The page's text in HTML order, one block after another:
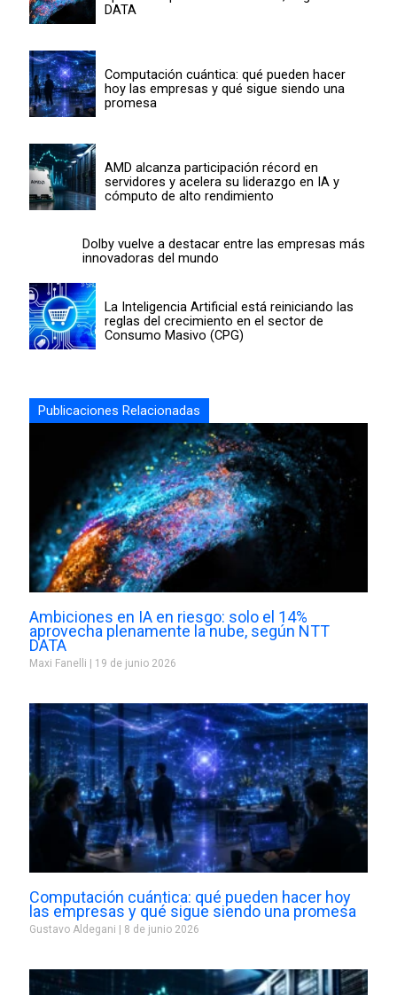
DATA
Computación cuántica: qué pueden hacer
hoy las empresas y qué sigue siendo una
promesa
AMD alcanza participación récord en
servidores y acelera su liderazgo en IA y
cómputo de alto rendimiento
Dolby vuelve a destacar entre las empresas más
innovadoras del mundo
La Inteligencia Artificial está reiniciando las
reglas del crecimiento en el sector de
Consumo Masivo (CPG)
Publicaciones Relacionadas
Ambiciones en IA en riesgo: solo el 14%
aprovecha plenamente la nube, según NTT
DATA
Maxi Fanelli 19 de junio 2026
Computación cuántica: qué pueden hacer hoy
las empresas y qué sigue siendo una promesa
Gustavo Aldegani 8 de junio 2026